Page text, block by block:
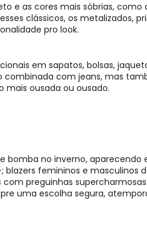
e as cores mais sóbrias,
clássicos, os metalizados,
pro look.
em sapatos, bolsas,
combinada com jeans, mas
mais ousada ou ousado.
bomba no inverno, aparecendo
blazers femininos e masculinos
preguinhas
uma escolha segura,